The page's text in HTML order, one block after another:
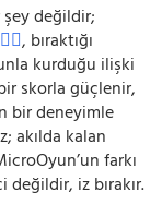
değildir;
, bıraktığı
kurduğu ilişki
skorla güçlenir,
bir deneyimle
akılda kalan
farkı
değildir, iz bırakır.